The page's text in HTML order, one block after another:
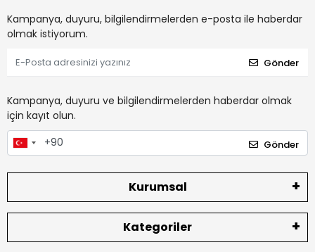
Kampanya, duyuru, bilgilendirmelerden e-posta ile haberdar
olmak istiyorum.
Gönder
Kampanya, duyuru ve bilgilendirmelerden haberdar olmak
için kayıt olun.
Gönder
Kurumsal
Kategoriler